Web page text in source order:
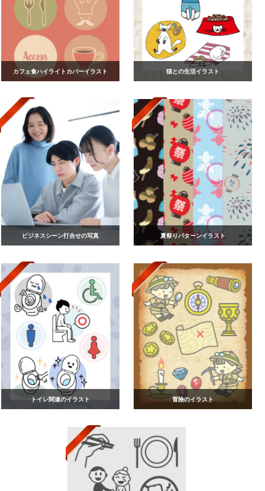
カフェ食ハイライトカバーイラスト 猫との生活イラスト
ビジネスシーン打合せの写真 夏祭りパターンイラスト
トイレ関連のイラスト 冒険のイラスト